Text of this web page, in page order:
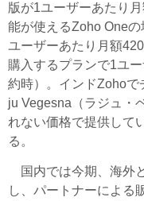
版が1ユーザーあたり
能が使えるZoho One
ユーザーあたり月額
購入するプランで1ユ
約時）。インドZoho
ju Vegesna（ラジュ・
れない価格で提供して
る。
国内では今期、海外
し、パートナーによる